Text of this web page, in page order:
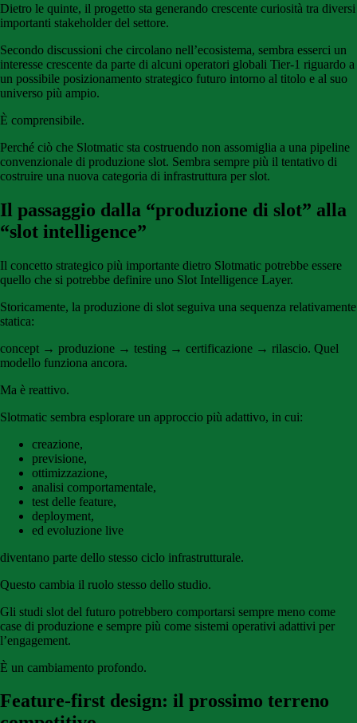
Dietro le quinte, il progetto sta generando crescente curiosità tra diversi
importanti stakeholder del settore.
Secondo discussioni che circolano nell’ecosistema, sembra esserci un
interesse crescente da parte di alcuni operatori globali Tier-1 riguardo a
un possibile posizionamento strategico futuro intorno al titolo e al suo
universo più ampio.
È comprensibile.
Perché ciò che Slotmatic sta costruendo non assomiglia a una pipeline
convenzionale di produzione slot. Sembra sempre più il tentativo di
costruire una nuova categoria di infrastruttura per slot.
Il passaggio dalla “produzione di slot” alla
“slot intelligence”
Il concetto strategico più importante dietro Slotmatic potrebbe essere
quello che si potrebbe definire uno Slot Intelligence Layer.
Storicamente, la produzione di slot seguiva una sequenza relativamente
statica:
concept → produzione → testing → certificazione → rilascio. Quel
modello funziona ancora.
Ma è reattivo.
Slotmatic sembra esplorare un approccio più adattivo, in cui:
creazione,
previsione,
ottimizzazione,
analisi comportamentale,
test delle feature,
deployment,
ed evoluzione live
diventano parte dello stesso ciclo infrastrutturale.
Questo cambia il ruolo stesso dello studio.
Gli studi slot del futuro potrebbero comportarsi sempre meno come
case di produzione e sempre più come sistemi operativi adattivi per
l’engagement.
È un cambiamento profondo.
Feature-first design: il prossimo terreno